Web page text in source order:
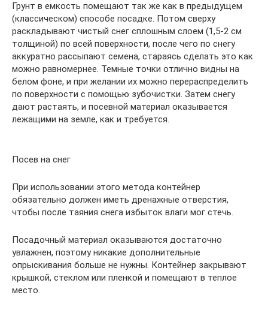
Грунт в емкость помещают так же как в предыдущем
(классическом) способе посадке. Потом сверху
раскладывают чистый снег сплошным слоем (1,5-2 см
толщиной) по всей поверхности, после чего по снегу
аккуратно рассыпают семена, стараясь сделать это как
можно равномернее. Темные точки отлично видны на
белом фоне, и при желании их можно перераспределить
по поверхности с помощью зубочистки. Затем снегу
дают растаять, и посевной материал оказывается
лежащими на земле, как и требуется.
Посев на снег
При использовании этого метода контейнер
обязательно должен иметь дренажные отверстия,
чтобы после таяния снега избыток влаги мог стечь.
Посадочный материал оказываются достаточно
увлажнен, поэтому никакие дополнительные
опрыскивания больше не нужны. Контейнер закрывают
крышкой, стеклом или пленкой и помещают в теплое
место.